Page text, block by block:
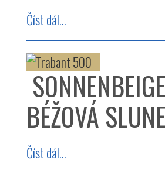
Číst dál...
BÉŽOVÁ
Číst dál...